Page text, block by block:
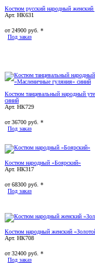
Костюм русский народный
Арт. НК631
от24900 руб. *
Под заказ
Костюм танцевальный народный
синий
Арт. НК729
от36700 руб. *
Под заказ
Костюм народный «Боярский»
Арт. НК317
от68300 руб. *
Под заказ
Костюм народный женский
Арт. НК708
от32400 руб. *
Под заказ